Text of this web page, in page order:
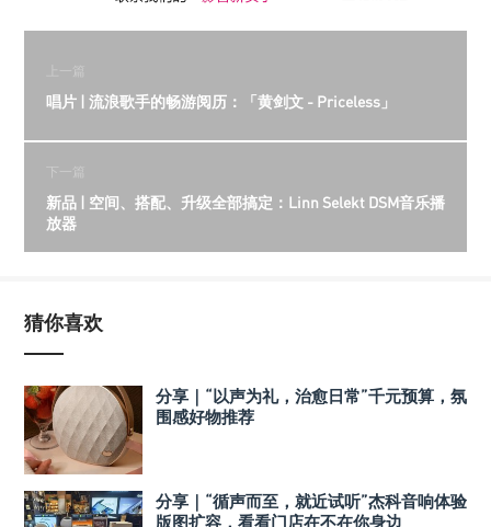
上一篇
唱片 | 流浪歌手的畅游阅历：「黄剑文 - Priceless」
下一篇
新品 | 空间、搭配、升级全部搞定：Linn Selekt DSM音乐播
放器
猜你喜欢
分享｜“以声为礼，治愈日常”千元预算，氛
围感好物推荐
分享｜“循声而至，就近试听”杰科音响体验
版图扩容，看看门店在不在你身边